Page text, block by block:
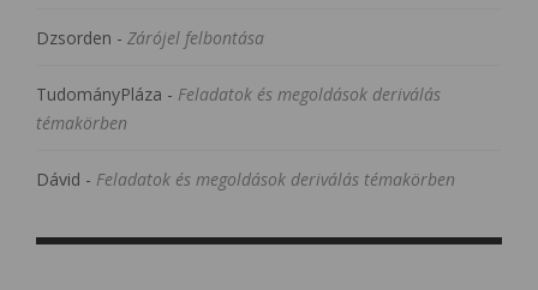
Dzsorden - Zárójel felbontása
TudományPláza - Feladatok és megoldások deriválás
témakörben
Dávid - Feladatok és megoldások deriválás témakörben